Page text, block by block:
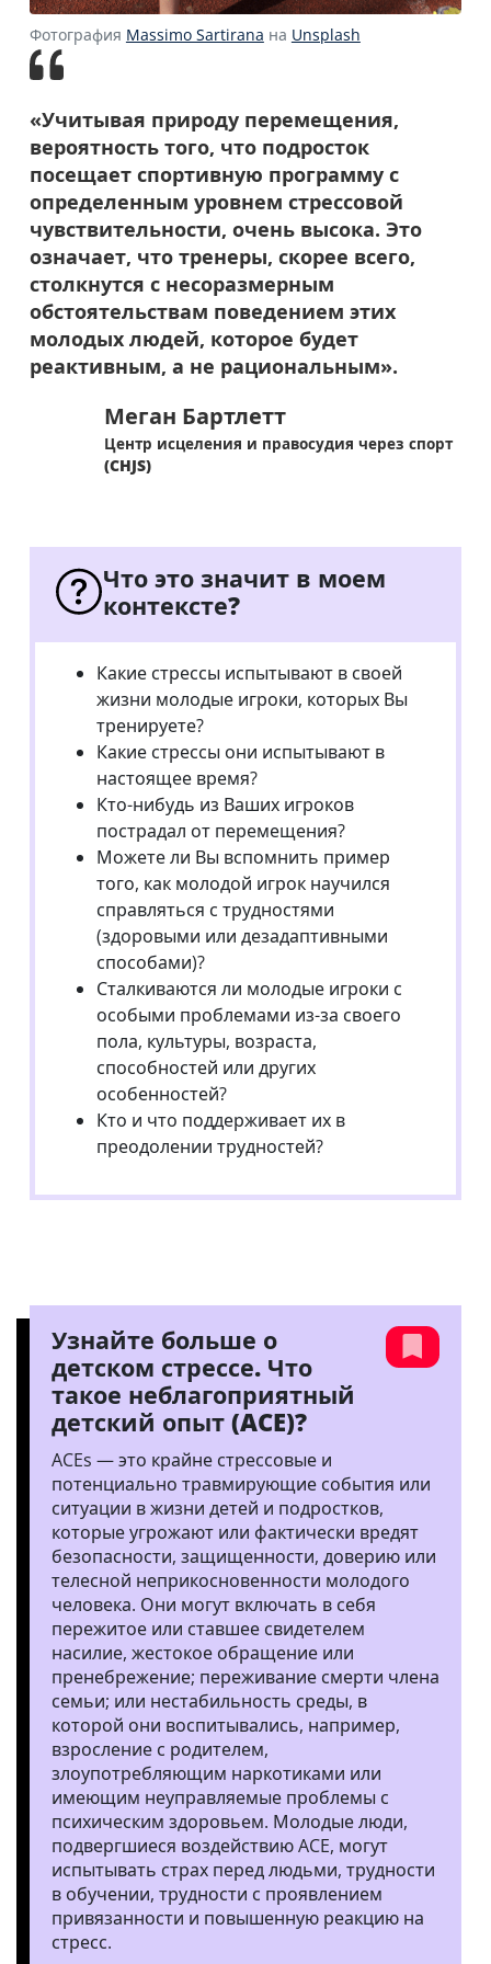
как обычно (присоединяются к
другим в драке, дразнят, не
как только занятие становится
новым или сложным
Фотография Massimo Sartirana на Unsplash
«Учитывая природу перемещения,
вероятность того, что подросток
посещает спортивную программу с
определенным уровнем стрессовой
чувствительности, очень высока. Это
означает, что тренеры, скорее всего,
столкнутся с несоразмерным
обстоятельствам поведением этих
молодых людей, которое будет
реактивным, а не рациональным».
Меган Бартлетт
Центр исцеления и правосудия через спорт
(CHJS)
Что это значит в моем
контексте?
Какие стрессы испытывают в своей
жизни молодые игроки, которых Вы
тренируете?
Какие стрессы они испытывают в
настоящее время?
Кто-нибудь из Ваших игроков
пострадал от перемещения?
Можете ли Вы вспомнить пример
того, как молодой игрок научился
справляться с трудностями
(здоровыми или дезадаптивными
способами)?
Сталкиваются ли молодые игроки с
особыми проблемами из-за своего
пола, культуры, возраста,
способностей или других
особенностей?
Кто и что поддерживает их в
преодолении трудностей?
Узнайте больше о
детском стрессе. Что
такое неблагоприятный
детский опыт (ACE)?
ACEs — это крайне стрессовые и
потенциально травмирующие события или
ситуации в жизни детей и подростков,
которые угрожают или фактически вредят
безопасности, защищенности, доверию или
телесной неприкосновенности молодого
человека. Они могут включать в себя
пережитое или ставшее свидетелем
насилие, жестокое обращение или
пренебрежение; переживание смерти члена
семьи; или нестабильность среды, в
которой они воспитывались, например,
взросление с родителем,
злоупотребляющим наркотиками или
имеющим неуправляемые проблемы с
психическим здоровьем. Молодые люди,
подвергшиеся воздействию ACE, могут
испытывать страх перед людьми, трудности
в обучении, трудности с проявлением
привязанности и повышенную реакцию на
стресс.